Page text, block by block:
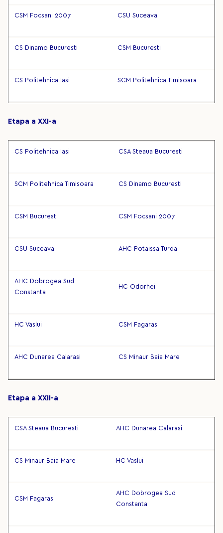
CSM Focsani 2007 CSU Suceava
CS Dinamo Bucuresti CSM Bucuresti
CS Politehnica Iasi SCM Politehnica Timisoara
Etapa a XXI-a
CS Politehnica Iasi CSA Steaua Bucuresti
SCM Politehnica Timisoara CS Dinamo Bucuresti
CSM Bucuresti CSM Focsani 2007
CSU Suceava AHC Potaissa Turda
AHC Dobrogea Sud
Constanta
HC Odorhei
HC Vaslui CSM Fagaras
AHC Dunarea Calarasi CS Minaur Baia Mare
Etapa a XXII-a
CSA Steaua Bucuresti AHC Dunarea Calarasi
CS Minaur Baia Mare HC Vaslui
CSM Fagaras
AHC Dobrogea Sud
Constanta